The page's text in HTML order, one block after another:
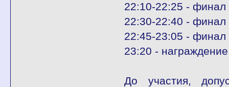
22:10-22:25 - финал
22:30-22:40 -
22:45-23:05 -
23:20 - награждение
До участия,